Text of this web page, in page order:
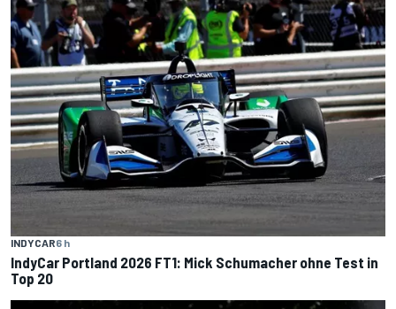
INDYCAR6 h
IndyCar Portland 2026 FT1: Mick Schumacher ohne Test in
Top 20